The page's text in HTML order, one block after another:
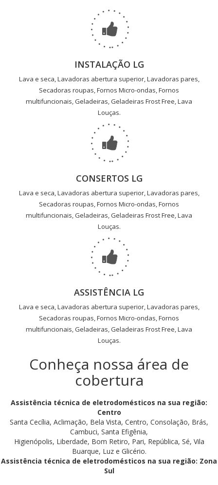
INSTALAÇÃO LG
Lava e seca, Lavadoras abertura superior, Lavadoras pares,
Secadoras roupas, Fornos Micro-ondas, Fornos
multifuncionais, Geladeiras, Geladeiras Frost Free, Lava
Louças.
CONSERTOS LG
Lava e seca, Lavadoras abertura superior, Lavadoras pares,
Secadoras roupas, Fornos Micro-ondas, Fornos
multifuncionais, Geladeiras, Geladeiras Frost Free, Lava
Louças.
ASSISTÊNCIA LG
Lava e seca, Lavadoras abertura superior, Lavadoras pares,
Secadoras roupas, Fornos Micro-ondas, Fornos
multifuncionais, Geladeiras, Geladeiras Frost Free, Lava
Louças.
Conheça nossa área de
cobertura
Assistência técnica de eletrodomésticos na sua região:
Centro
Santa Cecília, Aclimação, Bela Vista, Centro, Consolação, Brás,
Cambuci, Santa Efigênia,
Higienópolis, Liberdade, Bom Retiro, Pari, República, Sé, Vila
Buarque, Luz e Glicério.
Assistência técnica de eletrodomésticos na sua região: Zona
Sul